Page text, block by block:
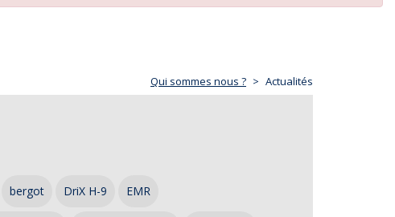
Qui sommes nous ? Actualités
bergot DriX H-9 EMR